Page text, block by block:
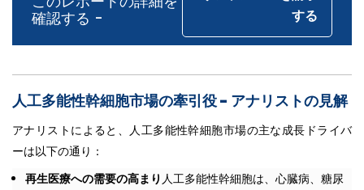
確認する -
する
人工多能性幹細胞市場の牽引役 - アナリストの見解
アナリストによると、人工多能性幹細胞市場の主な成長ドライバ
ーは以下の通り：
再生医療への需要の高まり 人工多能性幹細胞は、心臓病、糖尿